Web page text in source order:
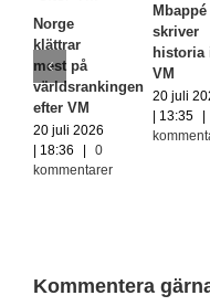
Norge
klättrar
mest på
världsrankingen
efter VM
20 juli 2026
| 18:36
|
0
kommentarer
Mbappé
skriver
historia
VM
20 juli
| 13:35
|
Kommentera